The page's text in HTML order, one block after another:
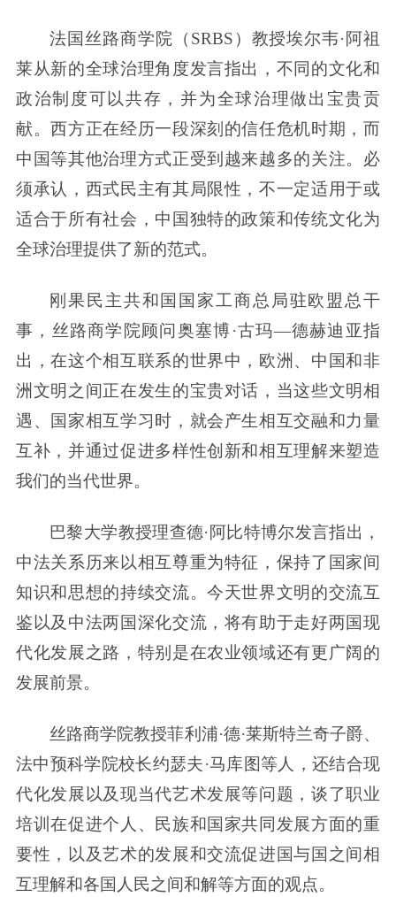
法国丝路商学院（SRBS）教授埃尔韦·阿祖
莱从新的全球治理角度发言指出，不同的文化和
政治制度可以共存，并为全球治理做出宝贵贡
献。西方正在经历一段深刻的信任危机时期，而
中国等其他治理方式正受到越来越多的关注。必
须承认，西式民主有其局限性，不一定适用于或
适合于所有社会，中国独特的政策和传统文化为
全球治理提供了新的范式。
刚果民主共和国国家工商总局驻欧盟总干
事，丝路商学院顾问奥塞博·古玛—德赫迪亚指
出，在这个相互联系的世界中，欧洲、中国和非
洲文明之间正在发生的宝贵对话，当这些文明相
遇、国家相互学习时，就会产生相互交融和力量
互补，并通过促进多样性创新和相互理解来塑造
我们的当代世界。
巴黎大学教授理查德·阿比特博尔发言指出，
中法关系历来以相互尊重为特征，保持了国家间
知识和思想的持续交流。今天世界文明的交流互
鉴以及中法两国深化交流，将有助于走好两国现
代化发展之路，特别是在农业领域还有更广阔的
发展前景。
丝路商学院教授菲利浦·德·莱斯特兰奇子爵、
法中预科学院校长约瑟夫·马库图等人，还结合现
代化发展以及现当代艺术发展等问题，谈了职业
培训在促进个人、民族和国家共同发展方面的重
要性，以及艺术的发展和交流促进国与国之间相
互理解和各国人民之间和解等方面的观点。